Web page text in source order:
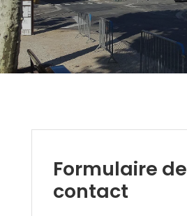
Formulaire de
contact